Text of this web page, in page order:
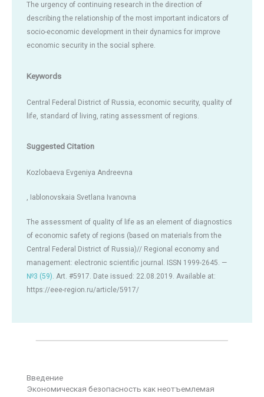
The urgency of continuing research in the direction of
describing the relationship of the most important indicators of
socio-economic development in their dynamics for improve
economic security in the social sphere.
Keywords
Central Federal District of Russia, economic security, quality of
life, standard of living, rating assessment of regions.
Suggested Citation
Kozlobaeva Evgeniya Andreevna
, Iablonovskaia Svetlana Ivanovna
The assessment of quality of life as an element of diagnostics
of economic safety of regions (based on materials from the
Central Federal District of Russia)// Regional economy and
management: electronic scientific journal. ISSN 1999-2645. —
№3 (59). Art. #5917. Date issued: 22.08.2019. Available at:
https://eee-region.ru/article/5917/
Введение
Экономическая безопасность как неотъемлемая